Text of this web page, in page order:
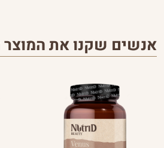
אנשים שקנו את המוצר